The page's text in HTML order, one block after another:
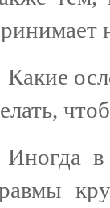
Какие
Иногда в